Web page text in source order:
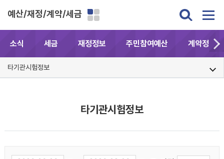
예산/재정/계약/세금
소식 세금 재정정보 주민참여예산 계약정보
타기관시험정보
타기관시험정보